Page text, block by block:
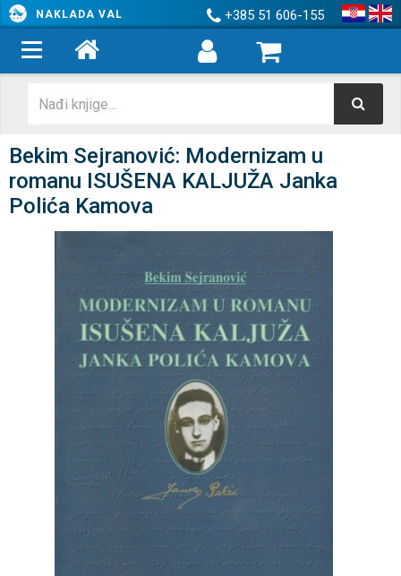
NAKLADA VAL +385 51 606-155
Bekim Sejranović: Modernizam u
romanu ISUŠENA KALJUŽA Janka
Polića Kamova